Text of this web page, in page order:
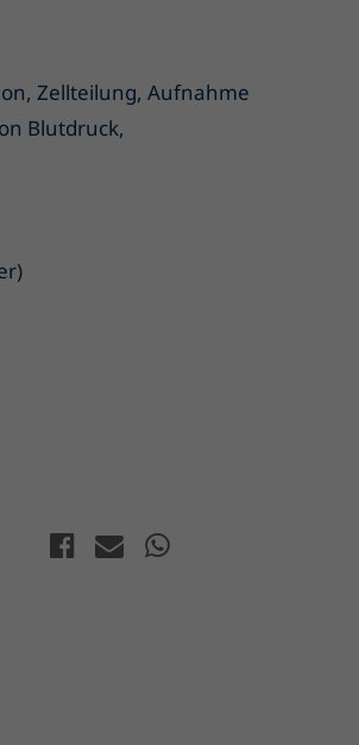
Zellteilung, Aufnahme
Blutdruck,